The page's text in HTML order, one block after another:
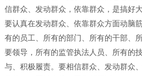
信群众、发动群众，依靠群众，是搞好
要认真在发动群众、依靠群众方面动脑
有的员工、所有的部门、所有的干部、
要领导，所有的监管执法人员、所有的
与、积极履责。要相信群众、发动群众